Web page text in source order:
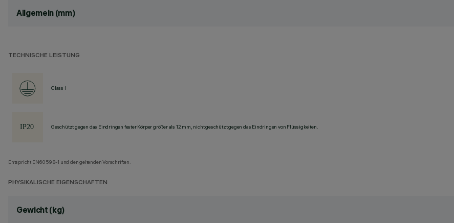
Allgemein (mm)
TECHNISCHE LEISTUNG
Class I
Geschützt gegen das Eindringen fester Körper größer als 12 mm, nicht geschützt gegen das Eindringen von Flüssigkeiten.
Entspricht EN60598-1 und den geltenden Vorschriften.
PHYSIKALISCHE EIGENSCHAFTEN
Gewicht (kg)